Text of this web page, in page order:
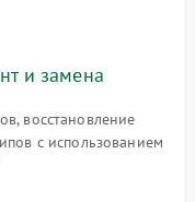
и замена
восстановление
с использованием
микросхемы
портов USB